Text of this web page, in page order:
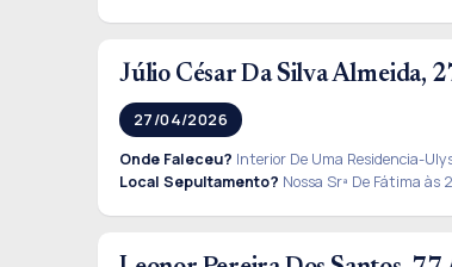
Júlio César Da Silva Almeida,
27/04/2026
Onde Faleceu? Interior De Uma Residencia-
Local Sepultamento? Nossa Srª De Fátima às